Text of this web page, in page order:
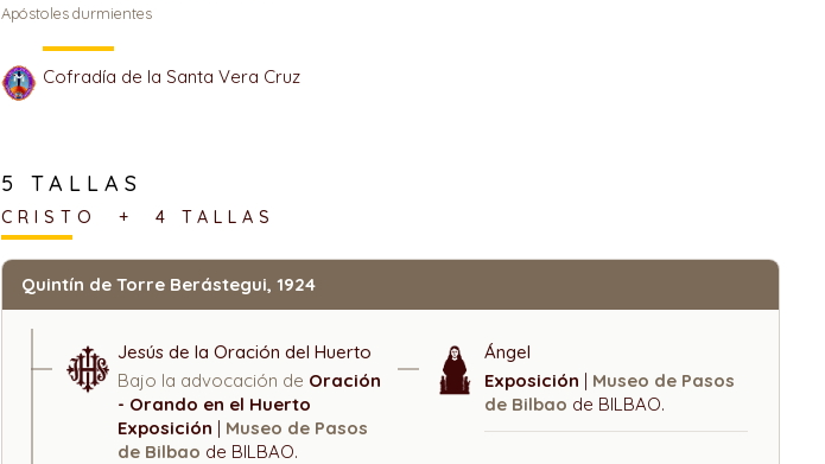
Apóstoles durmientes
Cofradía de la Santa Vera Cruz
5 TALLAS
CRISTO + 4 TALLAS
Quintín de Torre Berástegui, 1924
Jesús de la Oración del Huerto
Bajo la advocación de Oración
- Orando en el Huerto
Exposición | Museo de Pasos
de Bilbao de BILBAO.
Ángel
Exposición | Museo de Pasos
de Bilbao de BILBAO.